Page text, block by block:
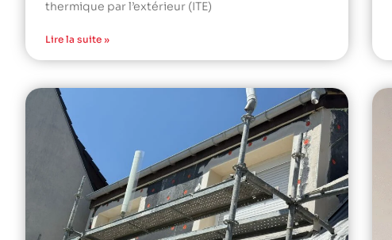
thermique par l’extérieur (ITE)
Lire la suite »